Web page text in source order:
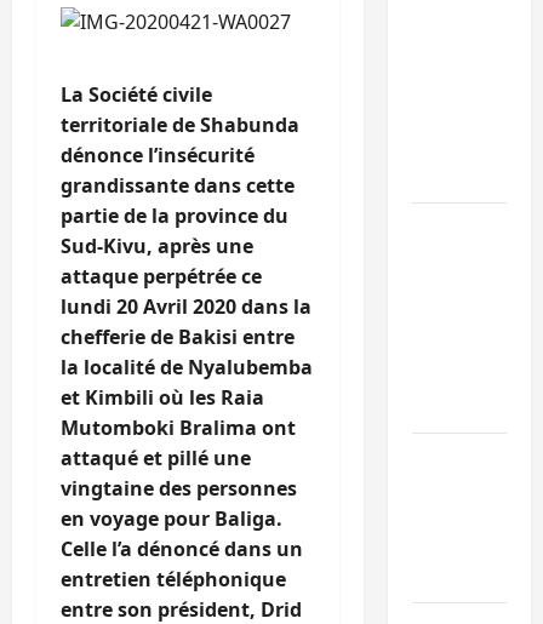
La Société civile
territoriale de Shabunda
dénonce l’insécurité
grandissante dans cette
partie de la province du
Sud-Kivu, après une
attaque perpétrée ce
lundi 20 Avril 2020 dans la
chefferie de Bakisi entre
la localité de Nyalubemba
et Kimbili où les Raia
Mutomboki Bralima ont
attaqué et pillé une
vingtaine des personnes
en voyage pour Baliga.
Celle l’a dénoncé dans un
entretien téléphonique
entre son président, Drid